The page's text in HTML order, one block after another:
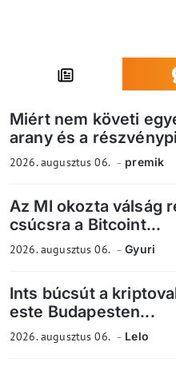
Miért nem követi
arany és a
2026. augusztus 06. premik
Az MI okozta válság
csúcsra a Bitcoint...
2026. augusztus 06. Gyuri
Ints búcsút a
este Budapesten...
2026. augusztus 06. Lelo